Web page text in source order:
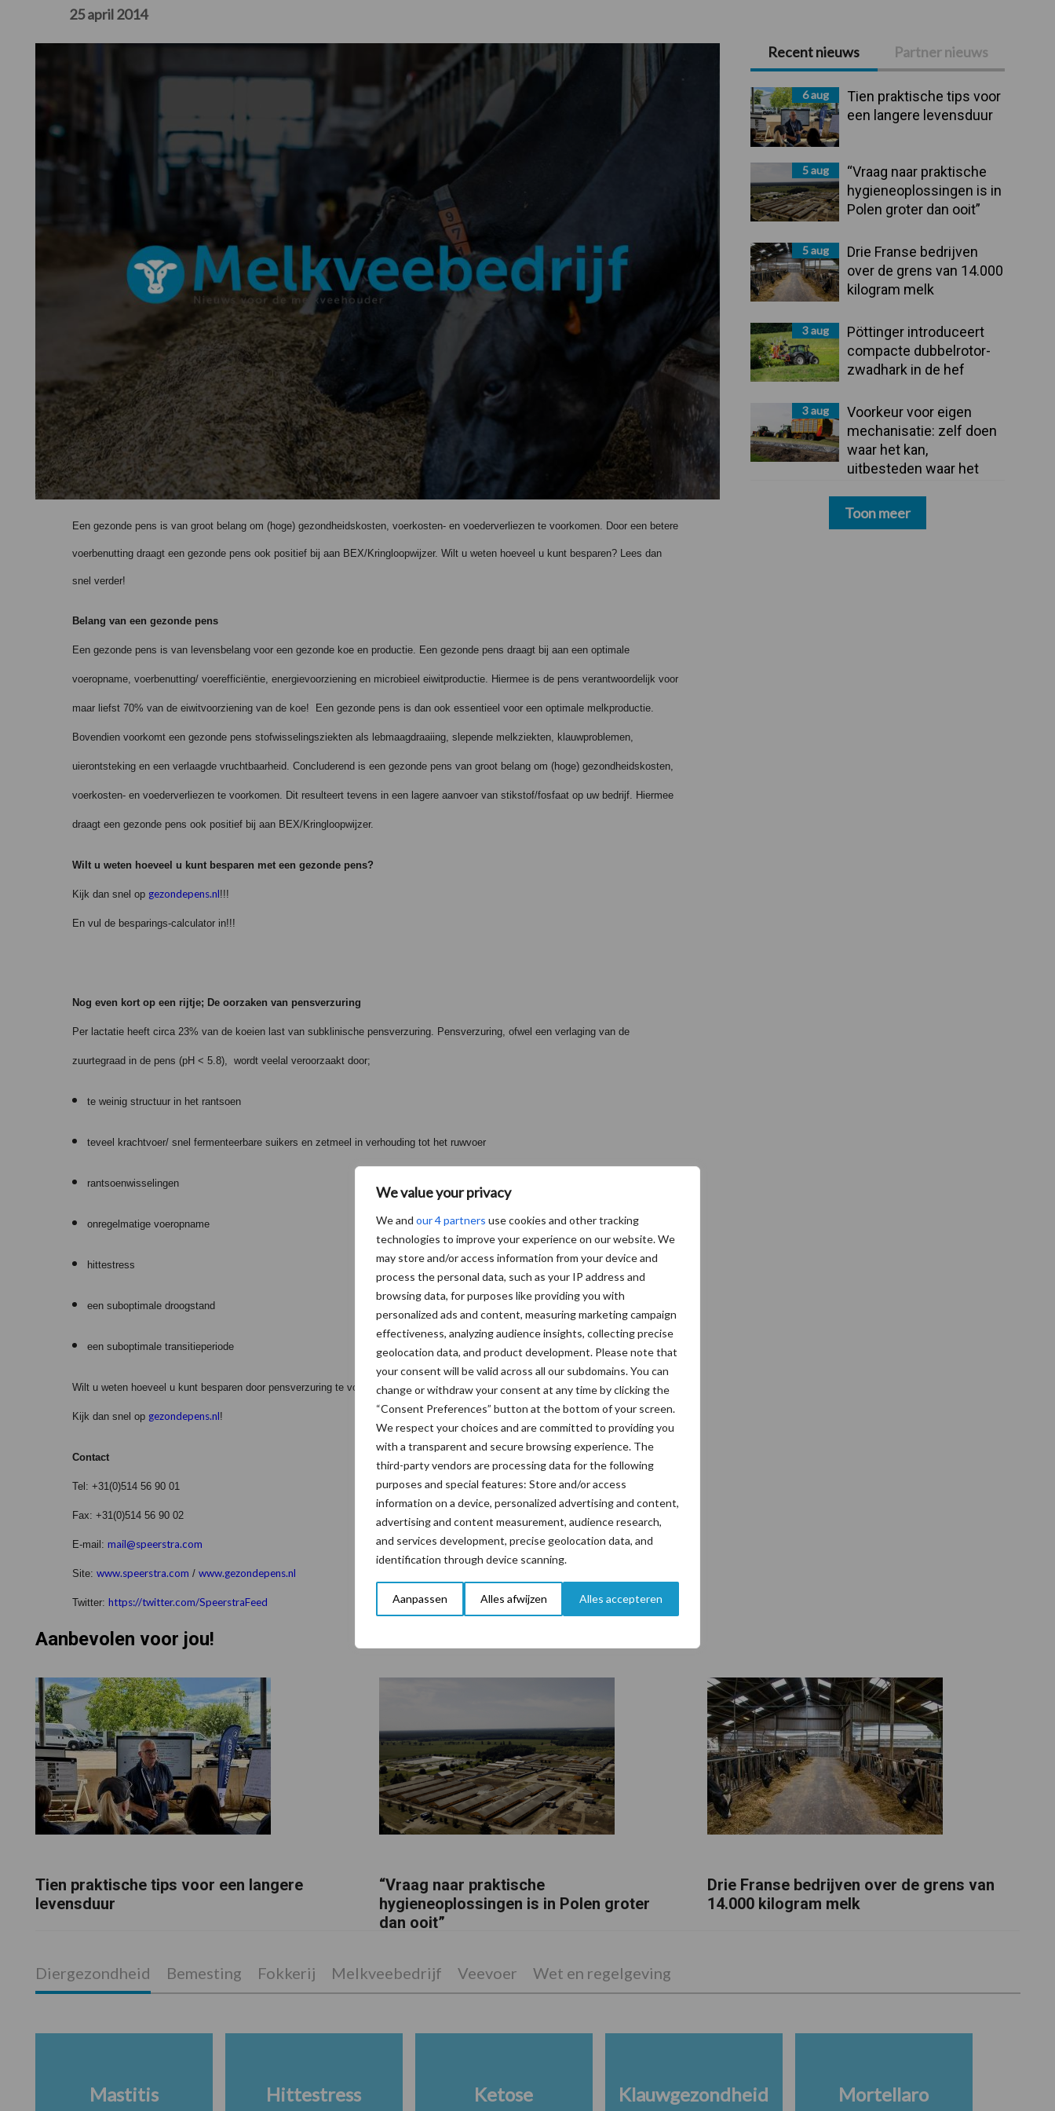
We value your privacy
We and our 4 partners use cookies and other tracking
technologies to improve your experience on our website. We
may store and/or access information from your device and
process the personal data, such as your IP address and
browsing data, for purposes like providing you with
personalized ads and content, measuring marketing campaign
effectiveness, analyzing audience insights, collecting precise
geolocation data, and product development. Please note that
your consent will be valid across all our subdomains. You can
change or withdraw your consent at any time by clicking the
“Consent Preferences” button at the bottom of your screen.
We respect your choices and are committed to providing you
with a transparent and secure browsing experience. The
third-party vendors are processing data for the following
purposes and special features: Store and/or access
information on a device, personalized advertising and content,
advertising and content measurement, audience research,
and services development, precise geolocation data, and
identification through device scanning.
Aanpassen Alles afwijzen Alles accepteren
25 april 2014
Een gezonde pens is van groot belang om (hoge) gezondheidskosten, voerkosten- en voederverliezen te voorkomen. Door een betere
voerbenutting draagt een gezonde pens ook positief bij aan BEX/Kringloopwijzer. Wilt u weten hoeveel u kunt besparen? Lees dan
snel verder!
Belang van een gezonde pens
Een gezonde pens is van levensbelang voor een gezonde koe en productie. Een gezonde pens draagt bij aan een optimale
voeropname, voerbenutting/ voerefficiëntie, energievoorziening en microbieel eiwitproductie. Hiermee is de pens verantwoordelijk voor
maar liefst 70% van de eiwitvoorziening van de koe! Een gezonde pens is dan ook essentieel voor een optimale melkproductie.
Bovendien voorkomt een gezonde pens stofwisselingsziekten als lebmaagdraaiing, slepende melkziekten, klauwproblemen,
uierontsteking en een verlaagde vruchtbaarheid. Concluderend is een gezonde pens van groot belang om (hoge) gezondheidskosten,
voerkosten- en voederverliezen te voorkomen. Dit resulteert tevens in een lagere aanvoer van stikstof/fosfaat op uw bedrijf. Hiermee
draagt een gezonde pens ook positief bij aan BEX/Kringloopwijzer.
Wilt u weten hoeveel u kunt besparen met een gezonde pens?
Kijk dan snel op gezondepens.nl!!!
En vul de besparings-calculator in!!!
Nog even kort op een rijtje; De oorzaken van pensverzuring
Per lactatie heeft circa 23% van de koeien last van subklinische pensverzuring. Pensverzuring, ofwel een verlaging van de
zuurtegraad in de pens (pH < 5.8), wordt veelal veroorzaakt door;
te weinig structuur in het rantsoen
teveel krachtvoer/ snel fermenteerbare suikers en zetmeel in verhouding tot het ruwvoer
rantsoenwisselingen
onregelmatige voeropname
hittestress
een suboptimale droogstand
een suboptimale transitieperiode
Wilt u weten hoeveel u kunt besparen door pensverzuring te voorkomen?
Kijk dan snel op gezondepens.nl!
Contact
Tel: +31(0)514 56 90 01
Fax: +31(0)514 56 90 02
E-mail: mail@speerstra.com
Site: www.speerstra.com / www.gezondepens.nl
Twitter: https://twitter.com/SpeerstraFeed
Primaire
Sidebar
Recent nieuws Partner nieuws
6 aug
Tien praktische tips voor
een langere levensduur
5 aug
“Vraag naar praktische
hygieneoplossingen is in
Polen groter dan ooit”
5 aug
Drie Franse bedrijven
over de grens van 14.000
kilogram melk
3 aug
Pöttinger introduceert
compacte dubbelrotor-
zwadhark in de hef
3 aug
Voorkeur voor eigen
mechanisatie: zelf doen
waar het kan,
uitbesteden waar het
Toon meer
Aanbevolen voor jou!
Tien praktische tips voor een langere
levensduur
“Vraag naar praktische
hygieneoplossingen is in Polen groter
dan ooit”
Drie Franse bedrijven over de grens van
14.000 kilogram melk
Diergezondheid Bemesting Fokkerij Melkveebedrijf Veevoer Wet en regelgeving
Mastitis Hittestress Ketose Klauwgezondheid Mortellaro